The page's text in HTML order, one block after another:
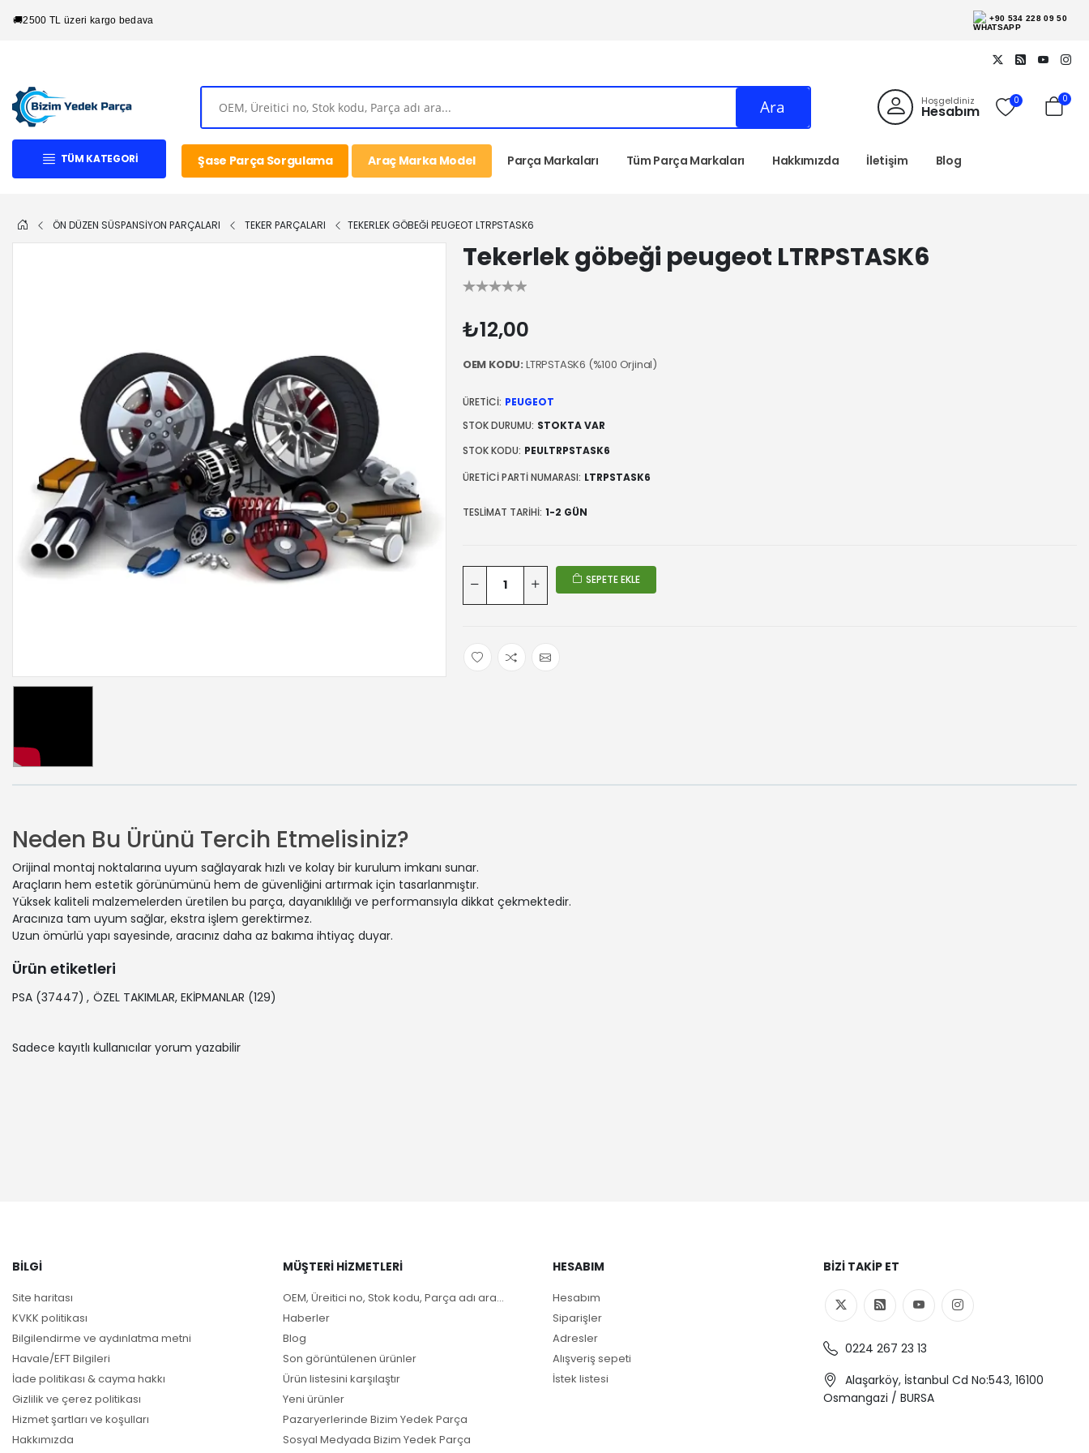
🚚2500 TL üzeri kargo bedava +90 534 228 09 50
Ara Hoşgeldiniz
Hesabım
0 0
TÜM KATEGORI Şase Parça Sorgulama Araç Marka Model Parça Markaları Tüm Parça Markaları Hakkımızda İletişim Blog
ÖN DÜZEN SÜSPANSİYON PARÇALARI TEKER PARÇALARI TEKERLEK GÖBEĞI PEUGEOT LTRPSTASK6
Tekerlek göbeği peugeot LTRPSTASK6
₺12,00
OEM KODU: LTRPSTASK6 (%100 Orjinal)
ÜRETICI: PEUGEOT
STOK DURUMU: STOKTA VAR
STOK KODU: PEULTRPSTASK6
ÜRETICI PARTI NUMARASI: LTRPSTASK6
TESLIMAT TARIHI: 1-2 GÜN
SEPETE EKLE
Neden Bu Ürünü Tercih Etmelisiniz?
Orijinal montaj noktalarına uyum sağlayarak hızlı ve kolay bir kurulum imkanı sunar.
Araçların hem estetik görünümünü hem de güvenliğini artırmak için tasarlanmıştır.
Yüksek kaliteli malzemelerden üretilen bu parça, dayanıklılığı ve performansıyla dikkat çekmektedir.
Aracınıza tam uyum sağlar, ekstra işlem gerektirmez.
Uzun ömürlü yapı sayesinde, aracınız daha az bakıma ihtiyaç duyar.
Ürün etiketleri
PSA (37447) , ÖZEL TAKIMLAR, EKİPMANLAR (129)
Sadece kayıtlı kullanıcılar yorum yazabilir
BILGI
Site haritası
KVKK politikası
Bilgilendirme ve aydınlatma metni
Havale/EFT Bilgileri
İade politikası & cayma hakkı
Gizlilik ve çerez politikası
Hizmet şartları ve koşulları
Hakkımızda
MÜŞTERI HIZMETLERI
OEM, Üreitici no, Stok kodu, Parça adı ara...
Haberler
Blog
Son görüntülenen ürünler
Ürün listesini karşılaştır
Yeni ürünler
Pazaryerlerinde Bizim Yedek Parça
Sosyal Medyada Bizim Yedek Parça
HESABIM
Hesabım
Siparişler
Adresler
Alışveriş sepeti
İstek listesi
BIZI TAKIP ET
0224 267 23 13
Alaşarköy, İstanbul Cd No:543, 16100
Osmangazi / BURSA